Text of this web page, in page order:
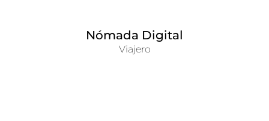
Nómada Digital
Viajero